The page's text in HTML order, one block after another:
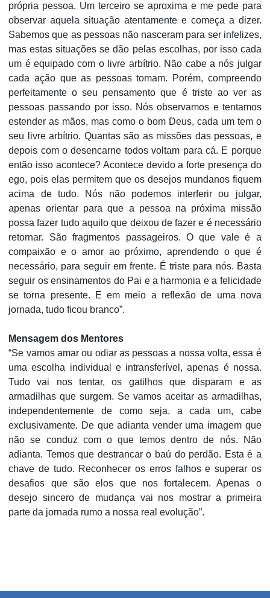
própria pessoa. Um terceiro se aproxima e me pede para
observar aquela situação atentamente e começa a dizer.
Sabemos que as pessoas não nasceram para ser infelizes,
mas estas situações se dão pelas escolhas, por isso cada
um é equipado com o livre arbítrio. Não cabe a nós julgar
cada ação que as pessoas tomam. Porém, compreendo
perfeitamente o seu pensamento que é triste ao ver as
pessoas passando por isso. Nós observamos e tentamos
estender as mãos, mas como o bom Deus, cada um tem o
seu livre arbítrio. Quantas são as missões das pessoas, e
depois com o desencarne todos voltam para cá. E porque
então isso acontece? Acontece devido a forte presença do
ego, pois elas permitem que os desejos mundanos fiquem
acima de tudo. Nós não podemos interferir ou julgar,
apenas orientar para que a pessoa na próxima missão
possa fazer tudo aquilo que deixou de fazer e é necessário
retornar. São fragmentos passageiros. O que vale é a
compaixão e o amor ao próximo, aprendendo o que é
necessário, para seguir em frente. É triste para nós. Basta
seguir os ensinamentos do Pai e a harmonia e a felicidade
se torna presente. E em meio a reflexão de uma nova
jornada, tudo ficou branco”.
Mensagem dos Mentores
“Se vamos amar ou odiar as pessoas a nossa volta, essa é
uma escolha individual e intransferível, apenas é nossa.
Tudo vai nos tentar, os gatilhos que disparam e as
armadilhas que surgem. Se vamos aceitar as armadilhas,
independentemente de como seja, a cada um, cabe
exclusivamente. De que adianta vender uma imagem que
não se conduz com o que temos dentro de nós. Não
adianta. Temos que destrancar o baú do perdão. Esta é a
chave de tudo. Reconhecer os erros falhos e superar os
desafios que são elos que nos fortalecem. Apenas o
desejo sincero de mudança vai nos mostrar a primeira
parte da jornada rumo a nossa real evolução”.